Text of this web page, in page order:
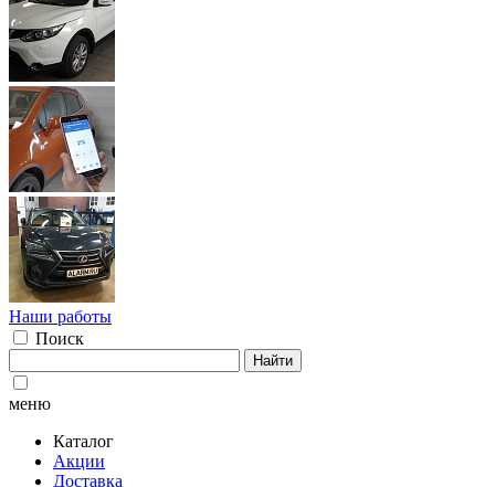
Наши работы
Поиск
Найти
меню
Каталог
Акции
Доставка